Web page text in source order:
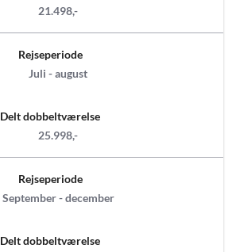
21.498,-
Rejseperiode
Juli - august
Delt dobbeltværelse
25.998,-
Rejseperiode
September - december
Delt dobbeltværelse